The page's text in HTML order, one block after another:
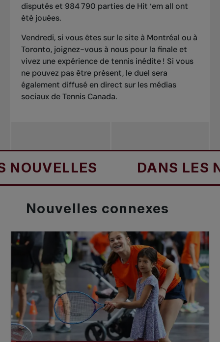
disputés et 984 790 parties de Hit ‘em all ont
été jouées.
Vendredi, si vous êtes sur le site à Montréal ou à
Toronto, joignez-vous à nous pour la finale et
vivez une expérience de tennis inédite ! Si vous
ne pouvez pas être présent, le duel sera
également diffusé en direct sur les médias
sociaux de Tennis Canada.
DANS LES
Nouvelles connexes